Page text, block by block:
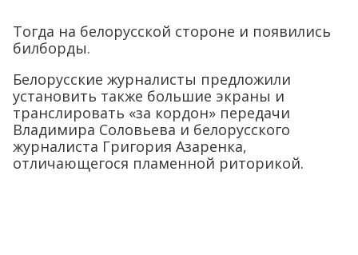
Тогда на белорусской стороне и появились
билборды.
Белорусские журналисты предложили
установить также большие экраны и
транслировать «за кордон» передачи
Владимира Соловьева и белорусского
журналиста Григория Азаренка,
отличающегося пламенной риторикой.